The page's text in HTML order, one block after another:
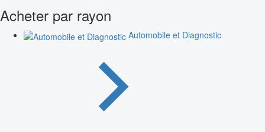
Acheter par rayon
Automobile et Diagnostic